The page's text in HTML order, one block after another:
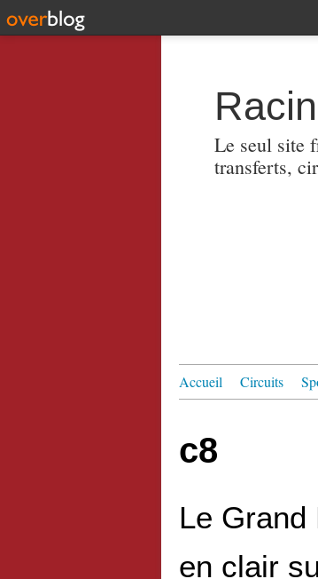
Le seul site
transferts,
Accueil Circuits
c8
Le Grand
en clair